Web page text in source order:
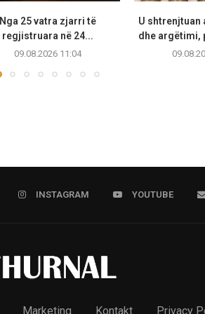
Nga 25 vatra zjarri të
regjistruara në 24...
09.08.2026 11:04
U
dhe argëtimi,
INSTAGRAM YOUTUBE
Marketing Kontakt Privacy